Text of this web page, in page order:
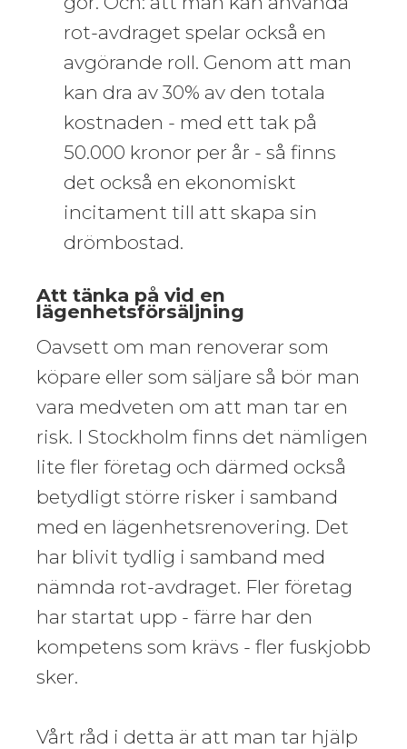
rot-avdraget spelar också en
avgörande roll. Genom att man
kan dra av 30% av den totala
kostnaden - med ett tak på
50.000 kronor per år - så finns
det också en ekonomiskt
incitament till att skapa sin
drömbostad.
Att tänka på vid en
lägenhetsförsäljning
Oavsett om man renoverar som
köpare eller som säljare så bör man
vara medveten om att man tar en
risk. I Stockholm finns det nämligen
lite fler företag och därmed också
betydligt större risker i samband
med en lägenhetsrenovering. Det
har blivit tydlig i samband med
nämnda rot-avdraget. Fler företag
har startat upp - färre har den
kompetens som krävs - fler fuskjobb
sker.
Vårt råd i detta är att man tar hjälp